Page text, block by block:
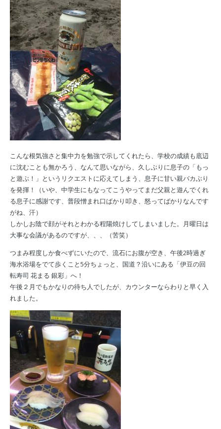
こんな根気強さと集中力を勉強で示してくれたら、学校の成績も底辺
に沈むことも無かろう、なんて思いながら、久しぶりに息子の「もっ
と遊ぶ！」というリクエストに応えてしまう、息子に甘い親バカぶり
を発揮！（いや、中学生にもなってこうやってまだ父親と遊んでくれ
る息子に感謝です、普段憎まれ口ばかり叩き、怒ってばかりなんです
がね、汗）
しかしお陰で顔がそれとわかる程陽焼けしてしまいました。月曜日は
大事な会議があるのですが、、、（苦笑）
つまみ程度しか食べずにいたので、流石にお腹が空き、午後2時過ぎ
海水浴場をでて歩くこと5分ちょっと、国道？沿いにある「伊豆の回
転寿司 花まる 銀彩」へ！
午後２月でもかなりの待ち人でしたが、カウンターならわりと早く入
れました。